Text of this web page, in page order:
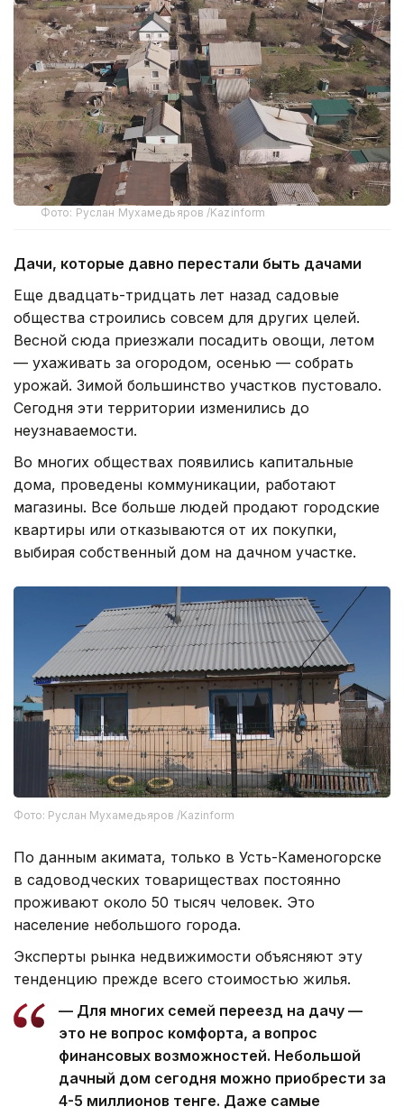
Фото: Руслан Мухамедьяров /Kazinform
Дачи, которые давно перестали быть дачами
Еще двадцать-тридцать лет назад садовые
общества строились совсем для других целей.
Весной сюда приезжали посадить овощи, летом
— ухаживать за огородом, осенью — собрать
урожай. Зимой большинство участков пустовало.
Сегодня эти территории изменились до
неузнаваемости.
Во многих обществах появились капитальные
дома, проведены коммуникации, работают
магазины. Все больше людей продают городские
квартиры или отказываются от их покупки,
выбирая собственный дом на дачном участке.
Фото: Руслан Мухамедьяров /Kazinform
По данным акимата, только в Усть-Каменогорске
в садоводческих товариществах постоянно
проживают около 50 тысяч человек. Это
население небольшого города.
Эксперты рынка недвижимости объясняют эту
тенденцию прежде всего стоимостью жилья.
— Для многих семей переезд на дачу —
это не вопрос комфорта, а вопрос
финансовых возможностей. Небольшой
дачный дом сегодня можно приобрести за
4-5 миллионов тенге. Даже самые